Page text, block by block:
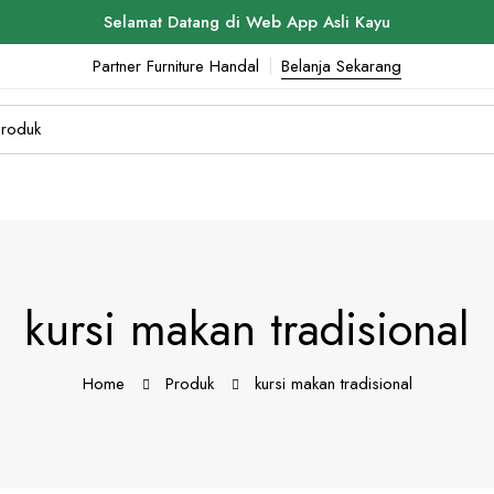
Selamat Datang di Web App Asli Kayu
Partner Furniture Handal
Belanja Sekarang
kursi makan tradisional
Home Produk kursi makan tradisional